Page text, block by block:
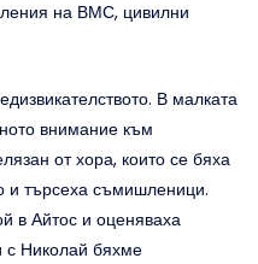
на ВМС, цивилни
В малката
внимание към
от хора, които се бяха
и търсеха съмишленици.
в Айтос и оценяваха
с Николай бяхме